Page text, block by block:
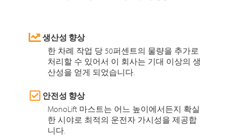
생산성 향상
한 차례 작업 당 50퍼센트의 물량을 추가로
처리할 수 있어서 이 회사는 기대 이상의 생
산성을 얻게 되었습니다.
안전성 향상
MonoLift 마스트는 어느 높이에서든지 확실
한 시야로 최적의 운전자 가시성을 제공합
니다.